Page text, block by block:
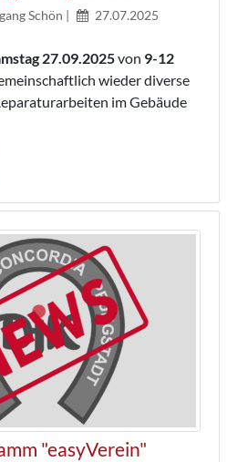
Schön | 27.07.2025
27.09.2025von 9-12
wieder diverse
im Gebäude
"easyVerein"